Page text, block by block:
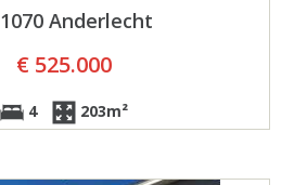
1070 Anderlecht
€ 525.000
4 203m²